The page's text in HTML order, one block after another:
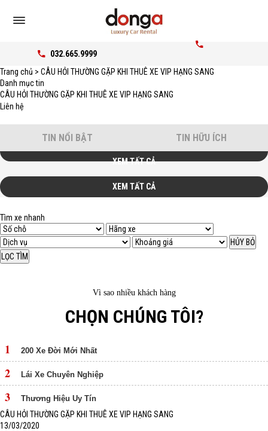
032.665.9999
Trang chủ > CÂU HỎI THƯỜNG GẶP KHI THUÊ XE VIP HẠNG SANG
Danh mục tin
CÂU HỎI THƯỜNG GẶP KHI THUÊ XE VIP HẠNG SANG
Liên hệ
TIN NỔI BẬT TIN HỮU ÍCH
XEM TẤT CẢ
XEM TẤT CẢ
Tìm xe nhanh
Vì sao nhiều khách hàng
CHỌN CHÚNG TÔI?
1 200 Xe Đời Mới Nhất
2 Lái Xe Chuyên Nghiệp
3 Thương Hiệu Uy Tín
CÂU HỎI THƯỜNG GẶP KHI THUÊ XE VIP HẠNG SANG
13/03/2020